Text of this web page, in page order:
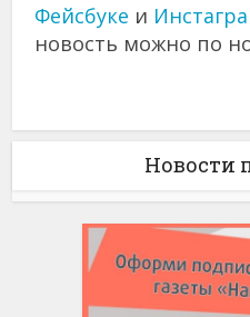
Фейсбуке и
новость можно по
Новости